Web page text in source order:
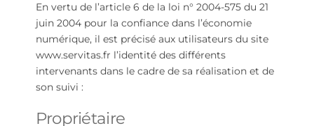
En vertu de l’article 6 de la loi n° 2004-575 du 21
juin 2004 pour la confiance dans l’économie
numérique, il est précisé aux utilisateurs du site
www.servitas.fr l’identité des différents
intervenants dans le cadre de sa réalisation et de
son suivi :
Propriétaire